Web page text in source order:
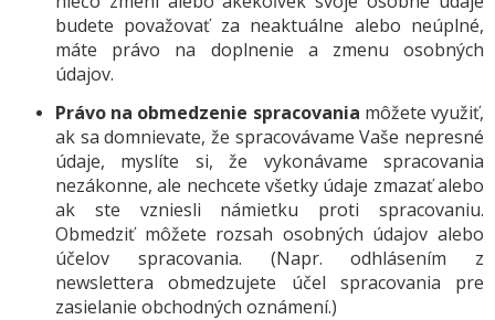
budete považovať za neaktuálne alebo neúplné,
máte právo na doplnenie a zmenu osobných
údajov.
Právo na obmedzenie spracovania môžete využiť,
ak sa domnievate, že spracovávame Vaše nepresné
údaje, myslíte si, že vykonávame spracovania
nezákonne, ale nechcete všetky údaje zmazať alebo
ak ste vzniesli námietku proti spracovaniu.
Obmedziť môžete rozsah osobných údajov alebo
účelov spracovania. (Napr. odhlásením z
newslettera obmedzujete účel spracovania pre
zasielanie obchodných oznámení.)